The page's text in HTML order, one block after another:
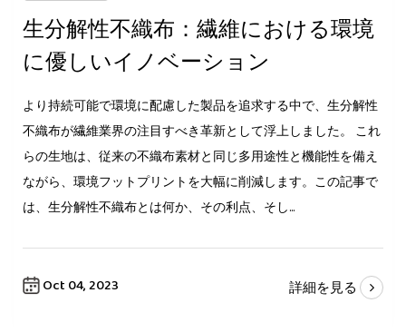
生分解性不織布：繊維における環境
に優しいイノベーション
より持続可能で環境に配慮した製品を追求する中で、生分解性
不織布が繊維業界の注目すべき革新として浮上しました。 これ
らの生地は、従来の不織布素材と同じ多用途性と機能性を備え
ながら、環境フットプリントを大幅に削減します。この記事で
は、生分解性不織布とは何か、その利点、そし...
Oct 04, 2023 詳細を見る